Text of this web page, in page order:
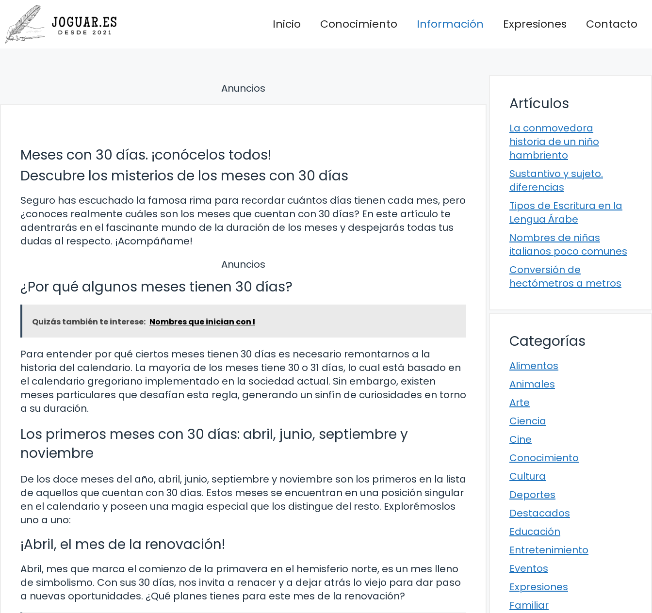
contenido
Inicio Conocimiento Información Expresiones Contacto
Anuncios
Meses con 30 días. ¡conócelos todos!
Descubre los misterios de los meses con 30 días
Seguro has escuchado la famosa rima para recordar cuántos días tienen cada mes, pero
¿conoces realmente cuáles son los meses que cuentan con 30 días? En este artículo te
adentrarás en el fascinante mundo de la duración de los meses y despejarás todas tus
dudas al respecto. ¡Acompáñame!
Anuncios
¿Por qué algunos meses tienen 30 días?
Quizás también te interese: Nombres que inician con I
Para entender por qué ciertos meses tienen 30 días es necesario remontarnos a la
historia del calendario. La mayoría de los meses tiene 30 o 31 días, lo cual está basado en
el calendario gregoriano implementado en la sociedad actual. Sin embargo, existen
meses particulares que desafían esta regla, generando un sinfín de curiosidades en torno
a su duración.
Los primeros meses con 30 días: abril, junio, septiembre y
noviembre
De los doce meses del año, abril, junio, septiembre y noviembre son los primeros en la lista
de aquellos que cuentan con 30 días. Estos meses se encuentran en una posición singular
en el calendario y poseen una magia especial que los distingue del resto. Explorémoslos
uno a uno:
¡Abril, el mes de la renovación!
Abril, mes que marca el comienzo de la primavera en el hemisferio norte, es un mes lleno
de simbolismo. Con sus 30 días, nos invita a renacer y a dejar atrás lo viejo para dar paso
a nuevas oportunidades. ¿Qué planes tienes para este mes de la renovación?
Artículos
La conmovedora
historia de un niño
hambriento
Sustantivo y sujeto.
diferencias
Tipos de Escritura en la
Lengua Árabe
Nombres de niñas
italianos poco comunes
Conversión de
hectómetros a metros
Categorías
Alimentos
Animales
Arte
Ciencia
Cine
Conocimiento
Cultura
Deportes
Destacados
Educación
Entretenimiento
Eventos
Expresiones
Familiar